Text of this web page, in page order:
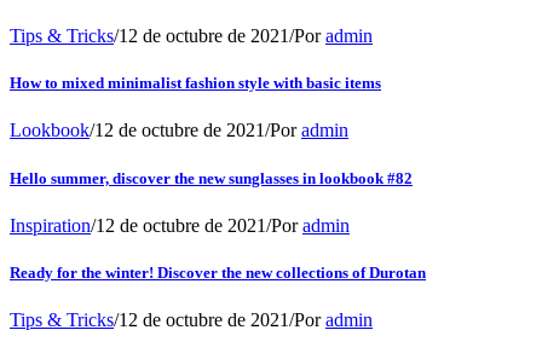
Tips & Tricks/12 de octubre de 2021/Poradmin
How to mixed minimalist fashion style with basic items
Lookbook/12 de octubre de 2021/Poradmin
Hello summer, discover the new sunglasses in lookbook #82
Inspiration/12 de octubre de 2021/Poradmin
Ready for the winter! Discover the new collections of Durotan
Tips & Tricks/12 de octubre de 2021/Poradmin